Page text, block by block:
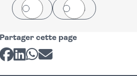
Oui Non
Partager cette page
Partager sur Facebook
Partager sur LinkedIn
Partager sur Whatsapp
Partager par courriel